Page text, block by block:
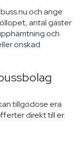
och ange
antal gäster
och
önskad
tillgodose era
direkt till er.